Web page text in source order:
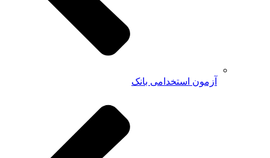
آزمون استخدامی بانک